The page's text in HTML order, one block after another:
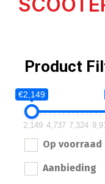
Product
€2,149
2,149 4,737 7,324
Op voorraad
Aanbieding